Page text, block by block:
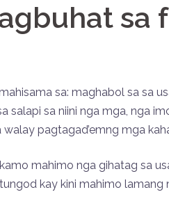
sa: maghabol sa sa
salapi sa niini nga mga, nga
pagtagad’emng mga
mahimo nga gihatag sa
kay kini mahimo